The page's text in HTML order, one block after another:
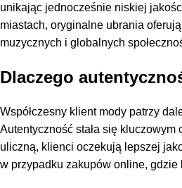
unikając jednocześnie niskiej
miastach, oryginalne ubrania
muzycznych i globalnych
Dlaczego
Współczesny klient mody patrzy
Autentyczność stała się
uliczną, klienci oczekują lepszej
w przypadku zakupów online,